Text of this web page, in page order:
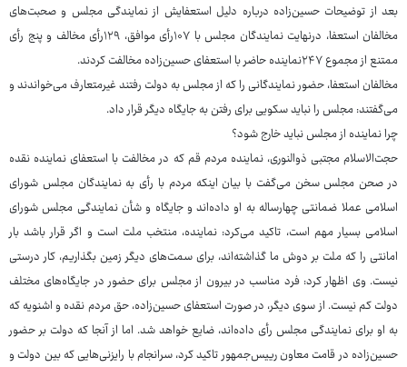
بعد از توضیحات حسین‌زاده درباره دلیل استعفایش از نمایندگی مجلس و صحبت‌های
مخالفان استعفا، درنهایت نمایندگان مجلس با ۱۰۷رأی موافق، ۱۲۹رأی مخالف و پنج رأی
ممتنع از مجموع ۲۴۷نماینده حاضر با استعفای حسین‌زاده مخالفت کردند.
مخالفان استعفا، حضور نمایندگانی را که از مجلس به دولت رفتند غیرمتعارف می‌خواندند و
می‌گفتند: مجلس را نباید سکویی برای رفتن به جایگاه دیگر قرار داد.
چرا نماینده از مجلس نباید خارج شود؟
حجت‌الاسلام مجتبی ذوالنوری، نماینده مردم قم که در مخالفت با استعفای نماینده نقده
در صحن مجلس سخن می‌گفت با بیان اینکه مردم با رأی به نمایندگان مجلس شورای
اسلامی عملا ضمانتی چهارساله به او داده‌اند و جایگاه و شأن نمایندگی مجلس شورای
اسلامی بسیار مهم است، تاکید می‌کرد: نماینده، منتخب ملت است و اگر قرار باشد بار
امانتی را که ملت بر دوش ما گذاشته‌اند، برای سمت‌های دیگر زمین بگذاریم، کار درستی
نیست. وی اظهار کرد: فرد مناسب در بیرون از مجلس برای حضور در جایگاه‌های مختلف
دولت کم نیست. از سوی دیگر، در صورت استعفای حسین‌زاده، حق مردم نقده و اشنویه که
به او برای نمایندگی مجلس رأی داده‌اند، ضایع خواهد شد. اما از آنجا که دولت بر حضور
حسین‌زاده در قامت معاون رییس‌جمهور تاکید کرد، سرانجام با رایزنی‌هایی که بین دولت و